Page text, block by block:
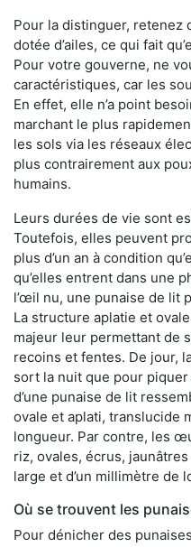
Pour la distinguer, retenez
dotée d’ailes, ce qui fait
Pour votre gouverne, ne
caractéristiques, car les
En effet, elle n’a point
marchant le plus
les sols via les réseaux
plus contrairement aux
humains.
Leurs durées de vie sont
Toutefois, elles peuvent
plus d’un an à condition
qu’elles entrent dans une
l’œil nu, une punaise de lit
La structure aplatie et
majeur leur permettant de
recoins et fentes. De jour,
sort la nuit que pour
d’une punaise de lit
ovale et aplati, translucide
longueur. Par contre, les
riz, ovales, écrus,
large et d’un millimètre de
Où se trouvent les
Pour dénicher des